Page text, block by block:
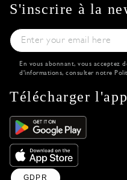
S'inscrire à la
En vous abonnant, vous acceptez
d'informations, consulter notre
Télécharger l'app
GDPR